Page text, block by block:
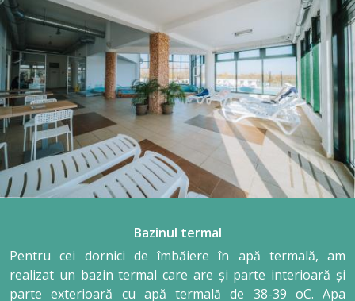
Bazinul termal
Pentru cei dornici de îmbăiere în apă termală, am
realizat un bazin termal care are și parte interioară și
parte exterioară cu apă termală de 38-39 oC. Apa